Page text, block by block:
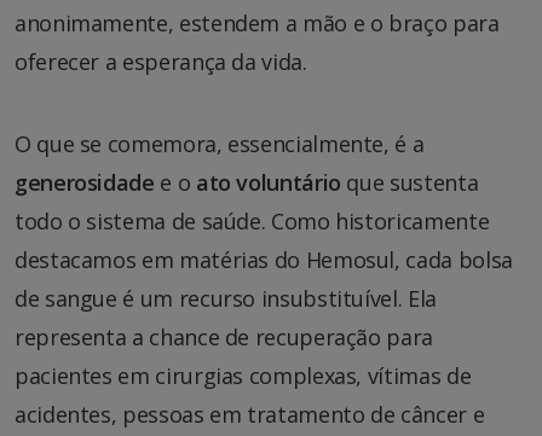
anonimamente, estendem a mão e o braço para
oferecer a esperança da vida.
O que se comemora, essencialmente, é a
generosidade e o ato voluntário que sustenta
todo o sistema de saúde. Como historicamente
destacamos em matérias do Hemosul, cada bolsa
de sangue é um recurso insubstituível. Ela
representa a chance de recuperação para
pacientes em cirurgias complexas, vítimas de
acidentes, pessoas em tratamento de câncer e